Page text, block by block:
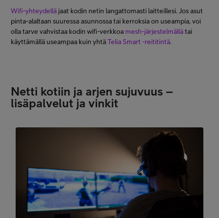
Wifi-yhteydellä jaat kodin netin langattomasti laitteillesi. Jos asut
pinta-alaltaan suuressa asunnossa tai kerroksia on useampia, voi
olla tarve vahvistaa kodin wifi-verkkoa mesh-järjestelmällätai
käyttämällä useampaa kuin yhtäTelia Smart -reititintä.
Netti kotiin ja arjen sujuvuus –
lisäpalvelut ja vinkit